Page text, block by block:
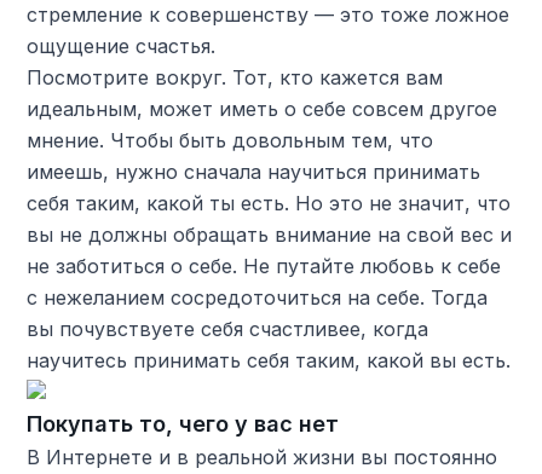
стремление к совершенству — это тоже ложное
ощущение счастья.
Посмотрите вокруг. Тот, кто кажется вам
идеальным, может иметь о себе совсем другое
мнение. Чтобы быть довольным тем, что
имеешь, нужно сначала научиться принимать
себя таким, какой ты есть. Но это не значит, что
вы не должны обращать внимание на свой вес и
не заботиться о себе. Не путайте любовь к себе
с нежеланием сосредоточиться на себе. Тогда
вы почувствуете себя счастливее, когда
научитесь принимать себя таким, какой вы есть.
Покупать то, чего у вас нет
В Интернете и в реальной жизни вы постоянно